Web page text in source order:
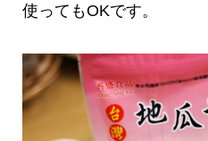
使ってもOKです。